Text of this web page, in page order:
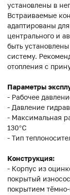
установлены в
Встраиваемые
адаптированы
центрального и
быть
систему.
отопления с
Параметры
- Рабочее
- Давление
- Максимальная
130°С
- Тип
Конструкция:
- Корпус из
покрытый
покрытием тёмно-